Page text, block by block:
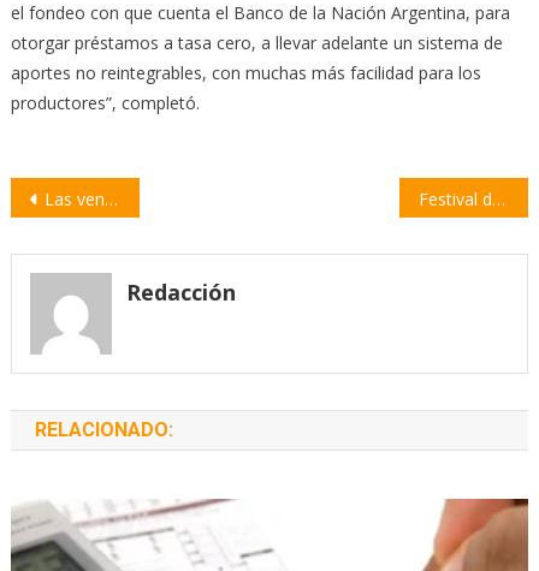
el fondeo con que cuenta el Banco de la Nación Argentina, para
otorgar préstamos a tasa cero, a llevar adelante un sistema de
aportes no reintegrables, con muchas más facilidad para los
productores”, completó.
Navegación
entradas
Las ventas en comercios minoristas cayeron 3,1% en noviembre Festival de Patín Artístico en el nuevo gimnasio del club Empalme Central
Redacción
RELACIONADO: